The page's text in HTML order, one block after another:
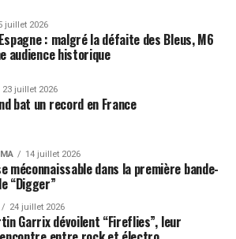
juillet 2026
: malgré la défaite des Bleus, M6
audience historique
23 juillet 2026
bat un record en France
14 juillet 2026
méconnaissable dans la première bande-
“Digger”
24 juillet 2026
Garrix dévoilent “Fireflies”, leur